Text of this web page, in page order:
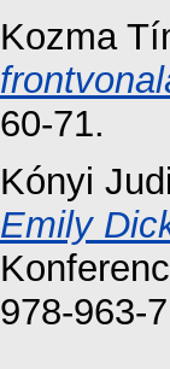
Kozma
60-71.
Kónyi
Emily
978-963-